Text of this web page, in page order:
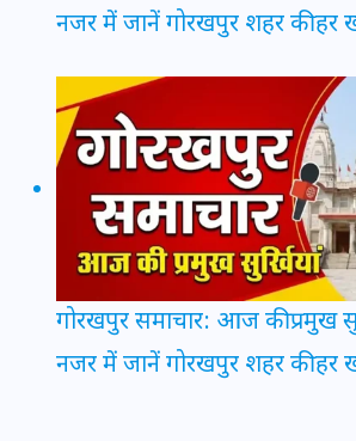
नजर में जानें गोरखपुर शहर की हर
गोरखपुर समाचार: आज की प्रमुख
नजर में जानें गोरखपुर शहर की हर